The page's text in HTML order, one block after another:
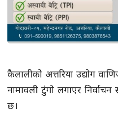
कैलालीको अत्तरिया उद्योग
नामावली टुंगो लगाएर
छ।